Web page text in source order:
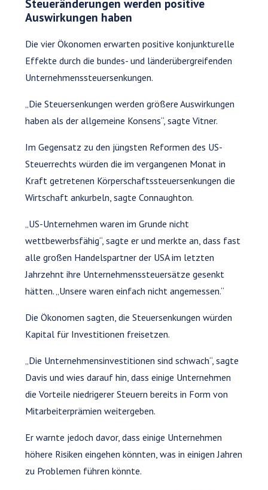
Steueränderungen werden positive
Auswirkungen haben
Die vier Ökonomen erwarten positive konjunkturelle
Effekte durch die bundes- und länderübergreifenden
Unternehmenssteuersenkungen.
„Die Steuersenkungen werden größere Auswirkungen
haben als der allgemeine Konsens“, sagte Vitner.
Im Gegensatz zu den jüngsten Reformen des US-
Steuerrechts würden die im vergangenen Monat in
Kraft getretenen Körperschaftssteuersenkungen die
Wirtschaft ankurbeln, sagte Connaughton.
„US-Unternehmen waren im Grunde nicht
wettbewerbsfähig“, sagte er und merkte an, dass fast
alle großen Handelspartner der USA im letzten
Jahrzehnt ihre Unternehmenssteuersätze gesenkt
hätten. „Unsere waren einfach nicht angemessen.“
Die Ökonomen sagten, die Steuersenkungen würden
Kapital für Investitionen freisetzen.
„Die Unternehmensinvestitionen sind schwach“, sagte
Davis und wies darauf hin, dass einige Unternehmen
die Vorteile niedrigerer Steuern bereits in Form von
Mitarbeiterprämien weitergeben.
Er warnte jedoch davor, dass einige Unternehmen
höhere Risiken eingehen könnten, was in einigen Jahren
zu Problemen führen könnte.